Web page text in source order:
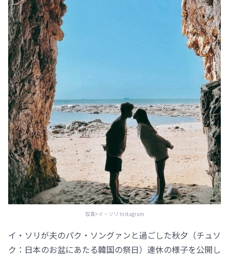
写真=イ・ソリ Instagram
イ・ソリが夫のパク・ソングァンと過ごした秋夕（チュソ
ク：日本のお盆にあたる韓国の祭日）連休の様子を公開し